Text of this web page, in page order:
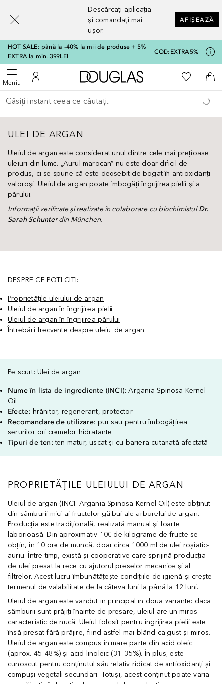
Descărcați aplicația
și comandați mai
ușor.
AFIȘEAZĂ
HOT SALE: până la -40% la mii de produse + 5%
EXTRA la min. 399LEI
COD: EXTRA5%
MeniuDeschide meniulCătre Contul meu
Către pagina principală
Către
Înapoi
Executați căutarea
ULEI DE ARGAN
Uleiul de argan este considerat unul dintre cele mai prețioase
uleiuri din lume. „Aurul marocan” nu este doar dificil de
produs, ci se spune că este deosebit de bogat în antioxidanți
valoroși. Uleiul de argan poate îmbogăți îngrijirea pielii și a
părului.
Informații verificate și realizate în colaborare cu biochimistulDr.
Sarah Schunterdin München.
DESPRE CE POTI CITI:
Proprietățile uleiului de argan
Uleiul de argan în îngrijirea pielii
Uleiul de argan în îngrijirea părului
Întrebări frecvente despre uleiul de argan
Pe scurt: Ulei de argan
Nume în lista de ingrediente (INCI): Argania Spinosa Kernel
Oil
Efecte: hrănitor, regenerant, protector
Recomandare de utilizare:pur sau pentru îmbogățirea
serurilor ori cremelor hidratante
Tipuri de ten: ten matur, uscat și cu bariera cutanată afectată
PROPRIETĂȚILE ULEIULUI DE ARGAN
Uleiul de argan (INCI: Argania Spinosa Kernel Oil) este obținut
din sâmburii mici ai fructelor gălbui ale arborelui de argan.
Producția este tradițională, realizată manual și foarte
laborioasă. Din aproximativ 100 de kilograme de fructe se
obțin, în 10 ore de muncă, doar circa 1000 ml de ulei roșiatic-
auriu. Între timp, există și cooperative care sprijină producția
de ulei presat la rece cu ajutorul preselor mecanice și al
filtrelor. Acest lucru îmbunătățește condițiile de igienă și crește
termenul de valabilitate de la câteva luni la până la 12 luni.
Uleiul de argan este vândut în principal în două variante: dacă
sâmburii sunt prăjiți înainte de presare, uleiul are un miros
caracteristic de nucă. Uleiul folosit pentru îngrijirea pielii este
însă presat fără prăjire, fiind astfel mai blând ca gust și miros.
Uleiul de argan este compus în mare parte din acid oleic
(aprox. 45–48%) și acid linoleic (31–35%). În plus, este
cunoscut pentru conținutul său relativ ridicat de antioxidanți și
compuși vegetali secundari. Totuși, acest conținut poate varia